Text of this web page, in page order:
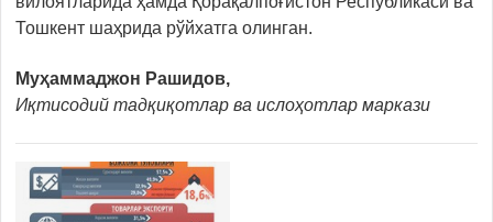
Тошкент шаҳрида рўйхатга олинган.
Муҳаммаджон Рашидов,
Иқтисодий тадқиқотлар ва ислоҳотлар маркази